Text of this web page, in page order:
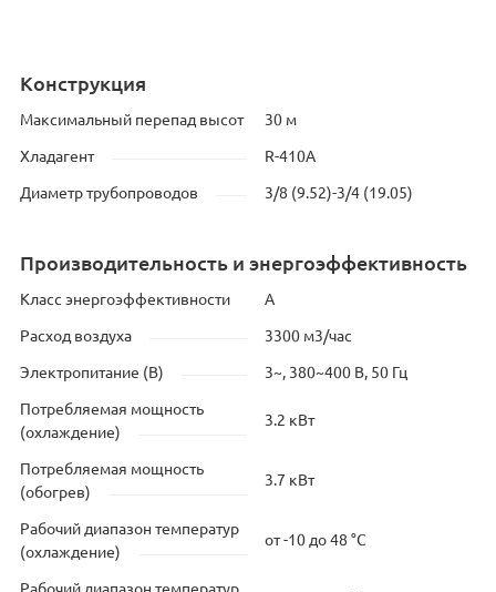
Конструкция
Максимальный перепад высот 30 м
Хладагент R-410A
Диаметр трубопроводов 3/8 (9.52)-3/4 (19.05)
Производительность и энергоэффективность
Класс энергоэффективности A
Расход воздуха 3300 м3/час
Электропитание (В) 3~, 380~400 В, 50 Гц
Потребляемая мощность
(охлаждение)
3.2 кВт
Потребляемая мощность
(обогрев)
3.7 кВт
Рабочий диапазон температур
(охлаждение)
от -10 до 48 °C
Рабочий диапазон температур